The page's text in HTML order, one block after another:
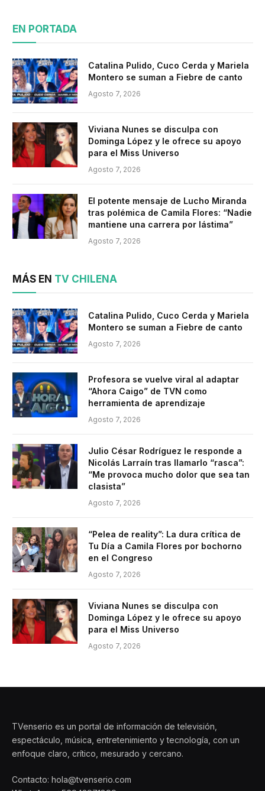
EN PORTADA
Catalina Pulido, Cuco Cerda y Mariela
Montero se suman a Fiebre de canto
Agosto 7, 2026
Viviana Nunes se disculpa con
Dominga López y le ofrece su apoyo
para el Miss Universo
Agosto 7, 2026
El potente mensaje de Lucho Miranda
tras polémica de Camila Flores: “Nadie
mantiene una carrera por lástima”
Agosto 7, 2026
MÁS EN TV CHILENA
Catalina Pulido, Cuco Cerda y Mariela
Montero se suman a Fiebre de canto
Agosto 7, 2026
Profesora se vuelve viral al adaptar
“Ahora Caigo” de TVN como
herramienta de aprendizaje
Agosto 7, 2026
Julio César Rodríguez le responde a
Nicolás Larraín tras llamarlo “rasca”:
“Me provoca mucho dolor que sea tan
clasista”
Agosto 7, 2026
“Pelea de reality”: La dura crítica de
Tu Día a Camila Flores por bochorno
en el Congreso
Agosto 7, 2026
Viviana Nunes se disculpa con
Dominga López y le ofrece su apoyo
para el Miss Universo
Agosto 7, 2026
TVenserio es un portal de información de televisión,
espectáculo, música, entretenimiento y tecnología, con un
enfoque claro, crítico, mesurado y cercano.
Contacto: hola@tvenserio.com